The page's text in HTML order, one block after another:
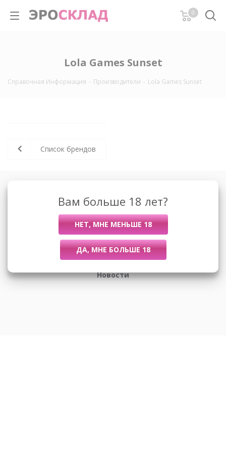
0
Lola Games Sunset
Справочная Информация - Производители - Lola Games Sunset
Список брендов
Условия
Размеры
Новости
Вам больше 18 лет?